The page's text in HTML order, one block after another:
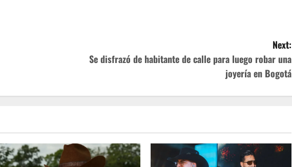
Next:
Se disfrazó de habitante de calle para luego robar una
joyería en Bogotá